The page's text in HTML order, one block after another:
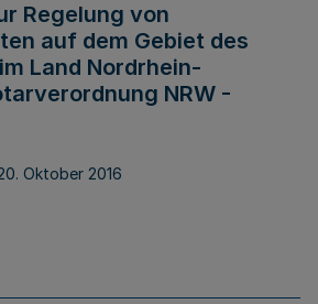
Regelung von
auf dem Gebiet des
Land Nordrhein-
NRW -
Oktober 2016